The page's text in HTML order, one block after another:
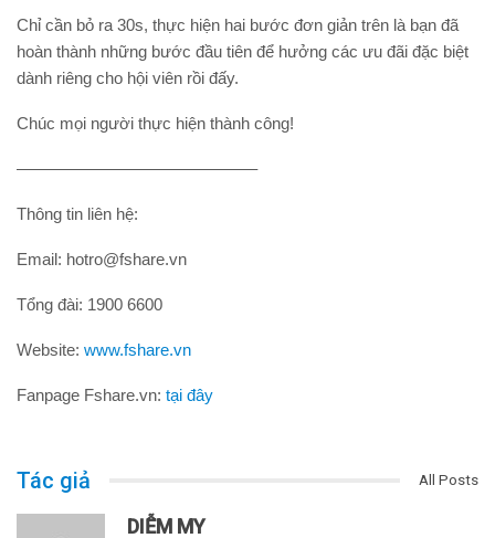
Chỉ cần bỏ ra 30s, thực hiện hai bước đơn giản trên là bạn đã
hoàn thành những bước đầu tiên để hưởng các ưu đãi đặc biệt
dành riêng cho hội viên rồi đấy.
Chúc mọi người thực hiện thành công!
——————————————–
Thông tin liên hệ:
Email: hotro@fshare.vn
Tổng đài: 1900 6600
Website: www.fshare.vn
Fanpage Fshare.vn: tại đây
Tác giả All Posts
DIỄM MY